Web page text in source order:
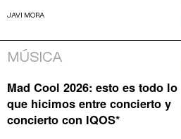
JAVI MORA
MÚSICA
Mad Cool 2026: esto es todo lo
que hicimos entre concierto y
concierto con IQOS*